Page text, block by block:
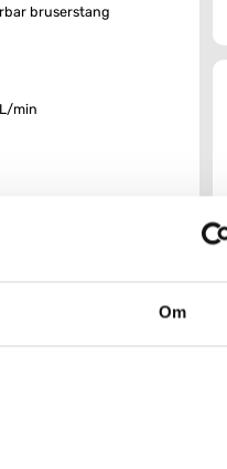
Om
bruserstang
min